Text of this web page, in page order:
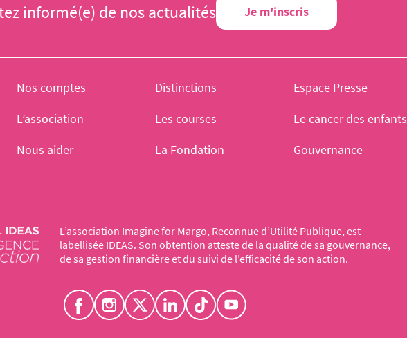
informé(e) de nos actualités Je m'inscris
L’association Imagine for Margo, Reconnue d’Utilité Publique, est
labellisée IDEAS. Son obtention atteste de la qualité de sa gouvernance,
de sa gestion financière et du suivi de l’efficacité de son action.
Nos comptes Distinctions
Espace Presse
L’association
Les courses
Le cancer des enfants
Nous aider
La Fondation Gouvernance